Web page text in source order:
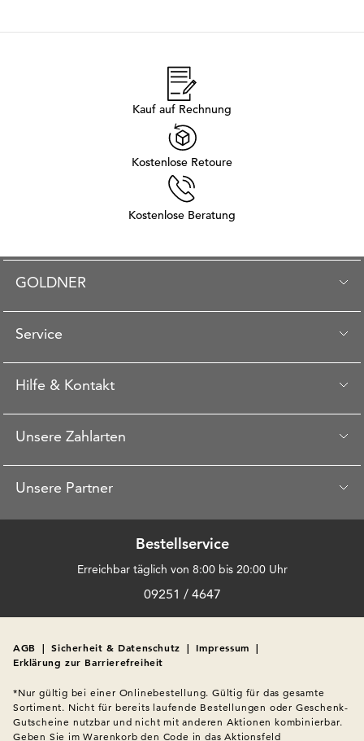
Kauf auf Rechnung
Kostenlose Retoure
Kostenlose Beratung
GOLDNER
Service
Hilfe & Kontakt
Unsere Zahlarten
Unsere Partner
Bestellservice
Erreichbar täglich von 8:00 bis 20:00 Uhr
09251 / 4647
AGB | Sicherheit & Datenschutz | Impressum |
Erklärung zur Barrierefreiheit
*Nur gültig bei einer Onlinebestellung. Gültig für das gesamte
Sortiment. Nicht für bereits laufende Bestellungen oder Geschenk-
Gutscheine nutzbar und nicht mit anderen Aktionen kombinierbar.
Geben Sie im Warenkorb den Code in das Aktionsfeld